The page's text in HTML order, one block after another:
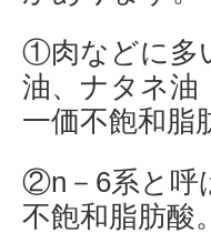
①肉などに多
油、ナタネ油
一価不飽和脂
②n－6系と呼
不飽和脂肪酸